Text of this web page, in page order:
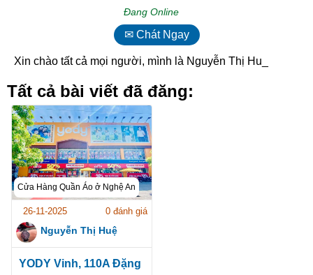
Đang Online
✉ Chát Ngay
Xin chào tất cả mọi người, mình là Nguyễn Thị Huệ!_
Tất cả bài viết đã đăng:
Cửa Hàng Quần Áo ở Nghệ An
26-11-2025 0 đánh giá
Nguyễn Thị Huệ
YODY Vinh, 110A Đặng